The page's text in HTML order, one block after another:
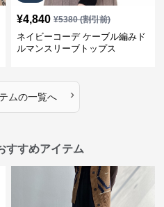
¥4,840 ¥5380(割引前)
ネイビーコーデ ケーブル編みド
ルマンスリーブトップス
ムの一覧へ ›
すすめアイテム